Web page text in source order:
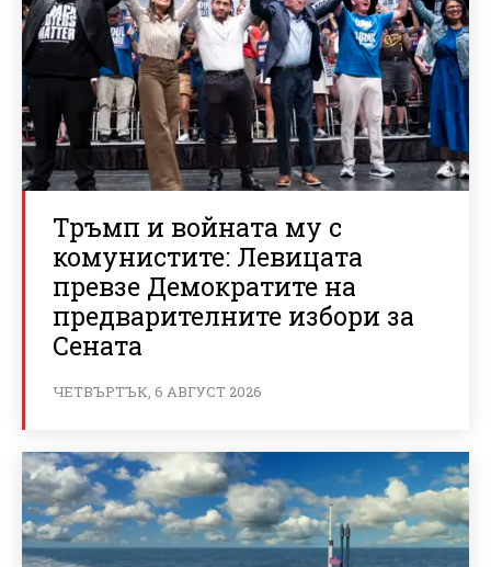
Тръмп и войната му с
комунистите: Левицата
превзе Демократите на
предварителните избори за
Сената
ЧЕТВЪРТЪК, 6 АВГУСТ 2026